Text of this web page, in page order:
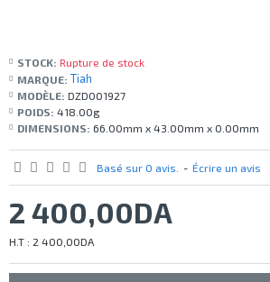
STOCK: Rupture de stock
MARQUE: Tiah
MODÈLE: DZD001927
POIDS: 418.00g
DIMENSIONS: 66.00mm x 43.00mm x 0.00mm
Basé sur 0 avis. - Écrire un avis
2 400,00DA
H.T : 2 400,00DA